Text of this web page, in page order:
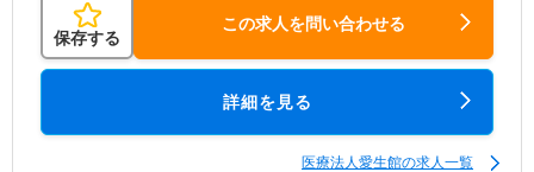
保存する
この求人を問い合わせる
詳細を見る
医療法人愛生館の求人一覧